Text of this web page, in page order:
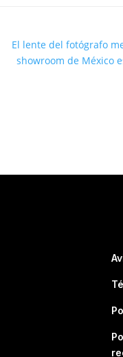
El lente del fotógrafo
showroom de México